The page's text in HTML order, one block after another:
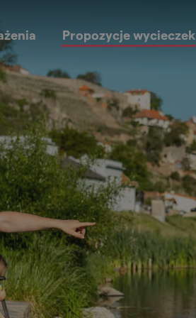
Propozycje wycieczek